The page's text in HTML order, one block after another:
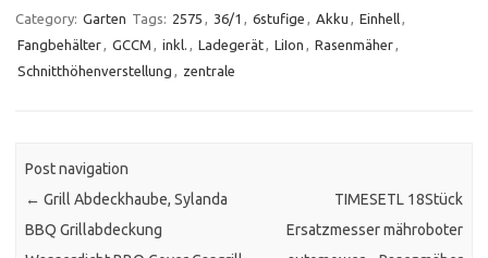
Category: Garten Tags: 2575 , 36/1 , 6stufige , Akku , Einhell,
Fangbehälter, GCCM , inkl. , Ladegerät, LiIon , Rasenmäher,
Schnitthöhenverstellung , zentrale
Post navigation
← Grill Abdeckhaube, Sylanda
BBQ Grillabdeckung
TIMESETL 18Stück
Ersatzmesser mähroboter